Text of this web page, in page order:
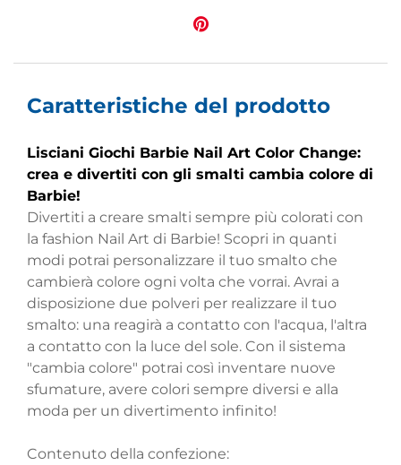
Caratteristiche del prodotto
Lisciani Giochi Barbie Nail Art Color Change:
crea e divertiti con gli smalti cambia colore di
Barbie!
Divertiti a creare smalti sempre più colorati con
la fashion Nail Art di Barbie! Scopri in quanti
modi potrai personalizzare il tuo smalto che
cambierà colore ogni volta che vorrai. Avrai a
disposizione due polveri per realizzare il tuo
smalto: una reagirà a contatto con l'acqua, l'altra
a contatto con la luce del sole. Con il sistema
"cambia colore" potrai così inventare nuove
sfumature, avere colori sempre diversi e alla
moda per un divertimento infinito!
Contenuto della confezione: